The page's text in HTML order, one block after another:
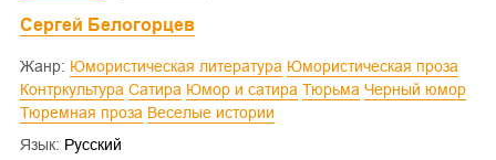
Сергей Белогорцев
Жанр: Юмористическая литература
Юмористическая проза
Контркультура
Сатира Юмор и сатира Тюрьма
Черный юмор
Тюремная проза
Веселые истории
Язык: Русский